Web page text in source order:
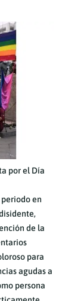
por el Día
en
de la
para
agudas a
persona